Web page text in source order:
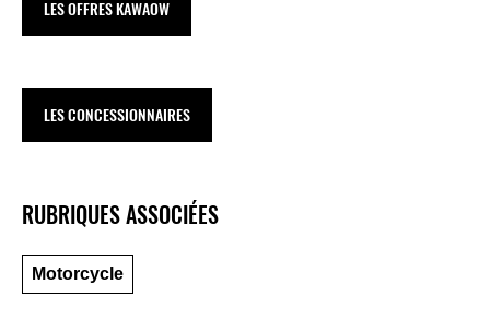
LES OFFRES KAWAOW
LES CONCESSIONNAIRES
RUBRIQUES ASSOCIÉES
Motorcycle